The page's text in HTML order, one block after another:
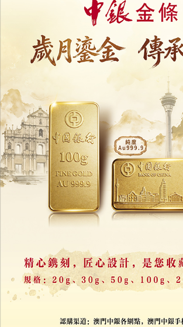
中國烹飪協會撤銷「烹飪大師」
「美食之都」等稱號一併作廢